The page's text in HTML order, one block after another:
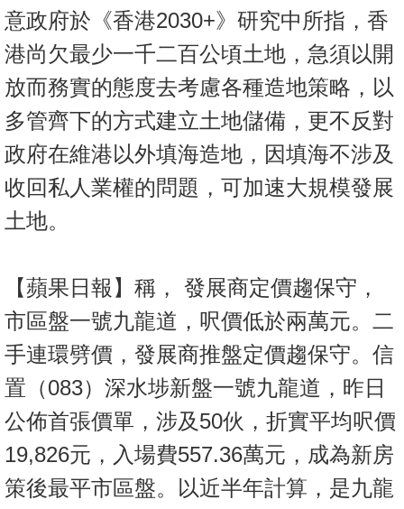
意政府於《香港2030+》研究中所指，香
港尚欠最少一千二百公頃土地，急須以開
放而務實的態度去考慮各種造地策略，以
多管齊下的方式建立土地儲備，更不反對
政府在維港以外填海造地，因填海不涉及
收回私人業權的問題，可加速大規模發展
土地。
【蘋果日報】稱， 發展商定價趨保守，
市區盤一號九龍道，呎價低於兩萬元。二
手連環劈價，發展商推盤定價趨保守。信
置（083）深水埗新盤一號九龍道，昨日
公佈首張價單，涉及50伙，折實平均呎價
19,826元，入場費557.36萬元，成為新房
策後最平市區盤。以近半年計算，是九龍